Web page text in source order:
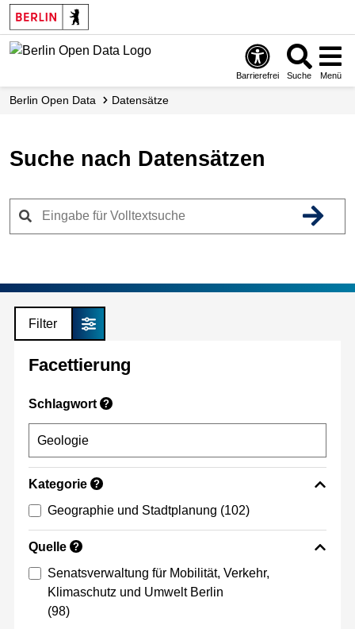
Skip
to
main
Barrierefrei Suche Menü
Berlin Open Data Datensätze
Suche nach Datensätzen
Filter
Facettierung
Schlagwort ?
Kategorie ?
Geographie und Stadtplanung (102)
Quelle ?
Senatsverwaltung für Mobilität, Verkehr,
Klimaschutz und Umwelt Berlin
(98)